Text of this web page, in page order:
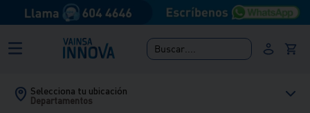
Buscar....
Selecciona tu ubicación
Departamentos